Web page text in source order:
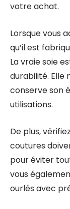
votre achat.
Lorsque vous
qu’il est
La vraie soie
durabilité. Elle
conserve son
utilisations.
De plus,
coutures
pour éviter
vous
ourlés avec